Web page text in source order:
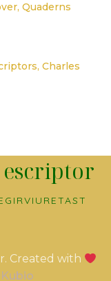
Quaderns
Charles
VIURETAST
Created with
Kubio